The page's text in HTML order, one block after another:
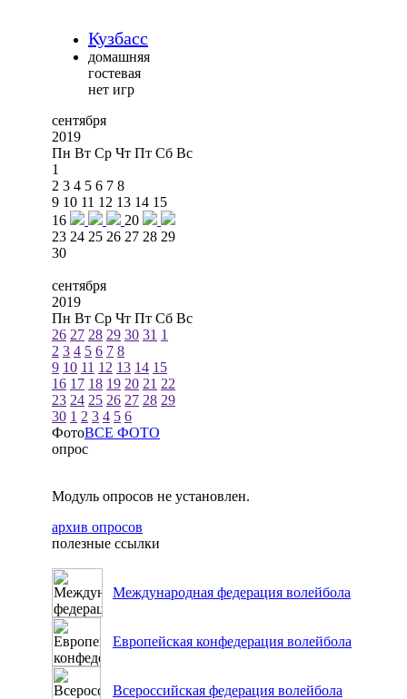
Кузбасс
домашняя
гостевая
нет игр
сентября
2019
Пн Вт Ср Чт Пт Сб Вс
1
2 3 4 5 6 7 8
9 10 11 12 13 14 15
16
20
23 24 25 26 27 28 29
30
сентября
2019
Пн Вт Ср Чт Пт Сб Вс
26 27 28 29 30 31 1
2 3 4 5 6 7 8
9 10 11 12 13 14 15
16 17 18 19 20 21 22
23 24 25 26 27 28 29
30 1 2 3 4 5 6
ФотоВСЕ ФОТО
опрос
Модуль опросов не установлен.
архив опросов
полезные ссылки
Международная федерация волейбола
Европейская конфедерация волейбола
Всероссийская федерация волейбола